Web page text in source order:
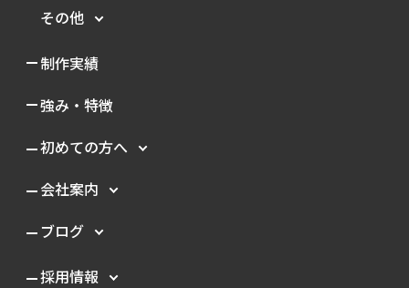
その他
制作実績
強み・特徴
初めての方へ
会社案内
ブログ
採用情報